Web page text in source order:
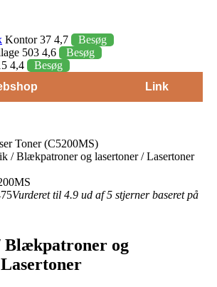
Kontor 37 4,7
Besøg
503 4,6
Besøg
4,4
Besøg
Link
Toner (C5200MS)
/ Blækpatroner og lasertoner / Lasertoner
Vurderet til 4.9 ud af 5 stjerner baseret på
og